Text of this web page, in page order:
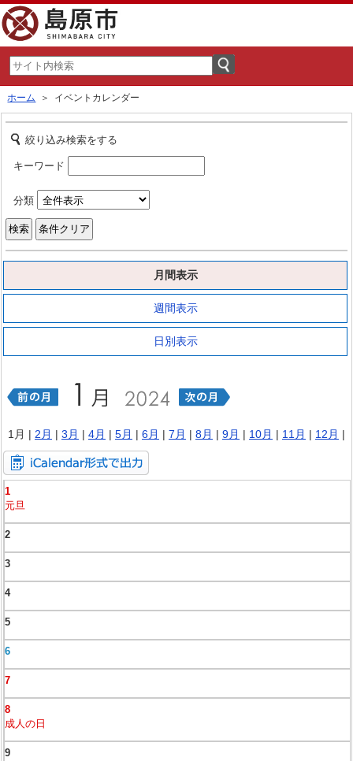
ホーム ＞ イベントカレンダー
絞り込み検索をする
キーワード
分類
月間表示
週間表示
日別表示
1月 | 2月 | 3月 | 4月 | 5月 | 6月 | 7月 | 8月 | 9月 | 10月 | 11月 | 12月 |
1
元旦
2
3
4
5
6
7
8
成人の日
9